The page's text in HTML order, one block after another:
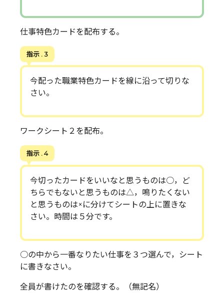
仕事特色カードを配布する。
指示 . 3
今配った職業特色カードを線に沿って切りな
さい。
ワークシート２を配布。
指示 . 4
今切ったカードをいいなと思うものは○，ど
ちらでもないと思うものは△，鳴りたくない
と思うものは×に分けてシートの上に置きな
さい。時間は５分です。
○の中から一番なりたい仕事を３つ選んで，シート
に書きなさい。
全員が書けたのを確認する。（無記名）